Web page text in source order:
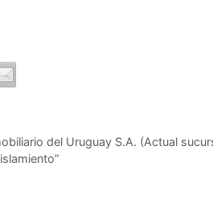
del Uruguay S.A. (Actual